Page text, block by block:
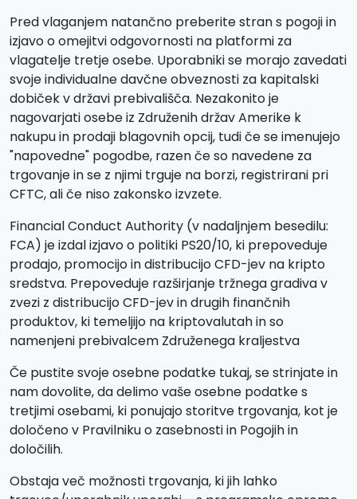
Pred vlaganjem natančno preberite stran s pogoji in
izjavo o omejitvi odgovornosti na platformi za
vlagatelje tretje osebe. Uporabniki se morajo zavedati
svoje individualne davčne obveznosti za kapitalski
dobiček v državi prebivališča. Nezakonito je
nagovarjati osebe iz Združenih držav Amerike k
nakupu in prodaji blagovnih opcij, tudi če se imenujejo
"napovedne" pogodbe, razen če so navedene za
trgovanje in se z njimi trguje na borzi, registrirani pri
CFTC, ali če niso zakonsko izvzete.
Financial Conduct Authority (v nadaljnjem besedilu:
FCA) je izdal izjavo o politiki PS20/10, ki prepoveduje
prodajo, promocijo in distribucijo CFD-jev na kripto
sredstva. Prepoveduje razširjanje tržnega gradiva v
zvezi z distribucijo CFD-jev in drugih finančnih
produktov, ki temeljijo na kriptovalutah in so
namenjeni prebivalcem Združenega kraljestva
Če pustite svoje osebne podatke tukaj, se strinjate in
nam dovolite, da delimo vaše osebne podatke s
tretjimi osebami, ki ponujajo storitve trgovanja, kot je
določeno v Pravilniku o zasebnosti in Pogojih in
določilih.
Obstaja več možnosti trgovanja, ki jih lahko